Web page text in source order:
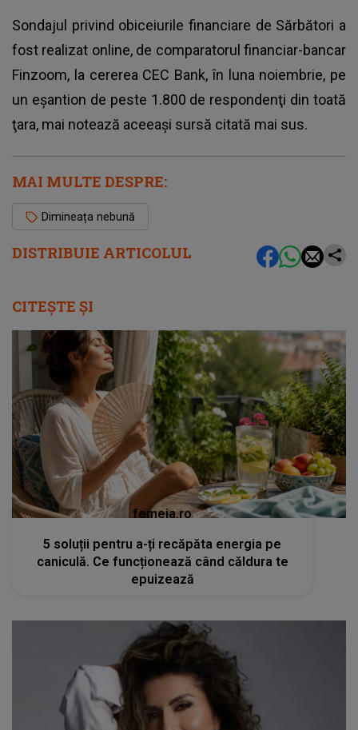
DISTRIBUIE ARTICOLUL
Sondajul privind obiceiurile financiare de Sărbători a
fost realizat online, de comparatorul financiar-bancar
Finzoom, la cererea CEC Bank, în luna noiembrie, pe
un eşantion de peste 1.800 de respondenţi din toată
ţara, mai notează aceeași sursă citată mai sus.
MAI MULTE DESPRE:
Dimineața nebună
CITEȘTE ȘI
femeia.ro
5 soluții pentru a-ți recăpăta energia pe
caniculă. Ce funcționează când căldura te
epuizează